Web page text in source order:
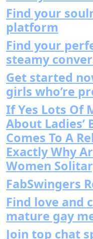
Find your
platform
Find your
steamy
Get started
girls who’re
If Yes Lots Of
About Ladies’
Comes To A
Exactly Why
Women
FabSwingers
Find love and
mature gay
Join top chat